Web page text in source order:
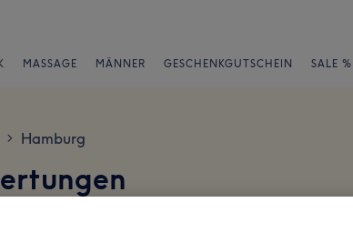
MASSAGE MÄNNER GESCHENKGUTSCHEIN SALE %
> Hamburg